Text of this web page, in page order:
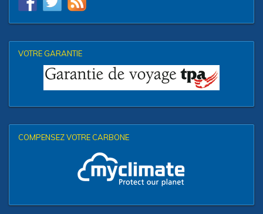
VOTRE GARANTIE
COMPENSEZ VOTRE CARBONE